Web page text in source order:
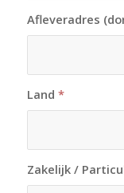
Afleveradres
Land *
Zakelijk /